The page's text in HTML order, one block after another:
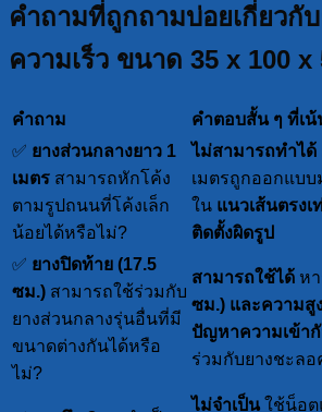
คำถามที่ถูกถามบ่อยเกี่ยวกั
ความเร็ว ขนาด 35 x 100 x
คำถาม
คำตอบสั้น ๆ ที่เ
✅ ยางส่วนกลางยาว 1
เมตร สามารถหักโค้ง
ตามรูปถนนที่โค้งเล็ก
น้อยได้หรือไม่?
ไม่สามารถทำได้
เมตรถูกออกแบ
ใน แนวเส้นตรงเ
ติดตั้งผิดรูป
✅ ยางปิดท้าย (17.5
ซม.) สามารถใช้ร่วมกับ
ยางส่วนกลางรุ่นอื่นที่มี
ขนาดต่างกันได้หรือ
ไม่?
สามารถใช้ได้ ห
ซม.) และความสู
ปัญหาความเข้า
ร่วมกับยางชะลอ
ไม่จำเป็นใช้น็อต